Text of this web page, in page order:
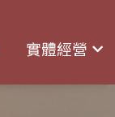
實體經營
實體經營